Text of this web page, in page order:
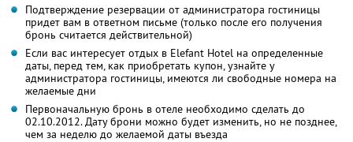
Подтверждение резервации от администратора гостиницы
придет вам в ответном письме (только после его получения
бронь считается действительной)
Если вас интересует отдых в Elefant Hotel на определенные
даты, перед тем, как приобретать купон, узнайте у
администратора гостиницы, имеются ли свободные номера на
желаемые дни
Первоначальную бронь в отеле необходимо сделать до
02.10.2012. Дату брони можно будет изменить, но не позднее,
чем за неделю до желаемой даты въезда